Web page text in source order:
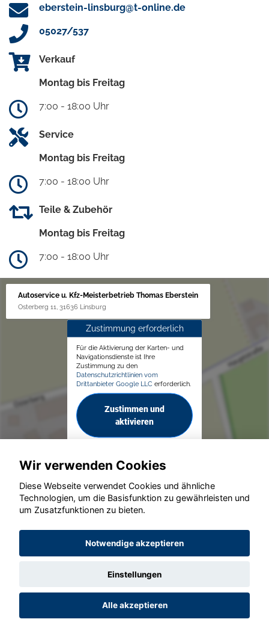
eberstein-linsburg@t-online.de
05027/537
Verkauf
Montag bis Freitag
7:00 - 18:00 Uhr
Service
Montag bis Freitag
7:00 - 18:00 Uhr
Teile & Zubehör
Montag bis Freitag
7:00 - 18:00 Uhr
Autoservice u. Kfz-Meisterbetrieb Thomas Eberstein
Osterberg 11, 31636 Linsburg
Zustimmung erforderlich
Für die Aktivierung der Karten- und
Navigationsdienste ist Ihre
Zustimmung zu den
Datenschutzrichtlinien vom
Drittanbieter Google LLC erforderlich.
Zustimmen und
aktivieren
© konjunkturmotor.de GmbH 2020 - 2026
Wir verwenden Cookies
Diese Webseite verwendet Cookies und ähnliche
Technologien, um die Basisfunktion zu gewährleisten und
um Zusatzfunktionen zu bieten.
Notwendige akzeptieren
Einstellungen
Alle akzeptieren